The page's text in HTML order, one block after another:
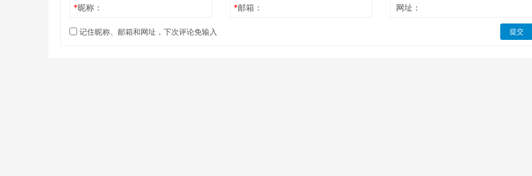
*昵称： *邮箱： 网址：
记住昵称、邮箱和网址，下次评论免输入 提交